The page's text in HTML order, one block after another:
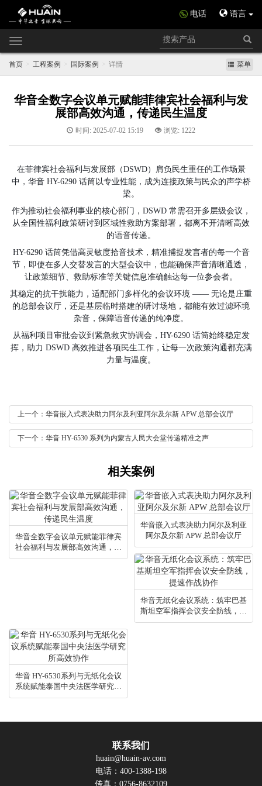
电话 语言
Toggle
navigation
首页 工程案例 国际案例 详情 菜单
华音全数字会议单元赋能菲律宾社会福利与发
展部高效沟通，传递民生温度
时间: 2025-07-02 15:19 浏览: 1222
在菲律宾社会福利与发展部（DSWD）肩负民生重任的工作场景
中，华音 HY-6290 话筒以专业性能，成为连接政策与民众的声学桥
梁。
作为推动社会福利事业的核心部门，DSWD 常需召开多层级会议，
从全国性福利政策研讨到区域性救助方案部署，都离不开清晰高效
的语音传递。
HY-6290 话筒凭借高灵敏度拾音技术，精准捕捉发言者的每一个音
节，即使在多人交替发言的大型会议中，也能确保声音清晰通透，
让政策细节、救助标准等关键信息准确触达每一位参会者。
其稳定的抗干扰能力，适配部门多样化的会议环境 —— 无论是庄重
的总部会议厅，还是基层临时搭建的研讨场地，都能有效过滤环境
杂音，保障语音传递的纯净度。
从福利项目审批会议到紧急救灾协调会，HY-6290 话筒始终稳定发
挥，助力 DSWD 高效推进各项民生工作，让每一次政策沟通都充满
力量与温度。
上一个：华音嵌入式表决助力阿尔及利亚阿尔及尔新 APW 总部会议厅
下一个：华音 HY-6530 系列为内蒙古人民大会堂传递精准之声
相关案例
华音全数字会议单元赋能菲律宾
社会福利与发展部高效沟通，传
递民生温度
华音嵌入式表决助力阿尔及利亚
阿尔及尔新 APW 总部会议厅
华音无纸化会议系统：筑牢巴基
斯坦空军指挥会议安全防线，提
速作战协作​
华音 HY-6530系列与无纸化会议
系统赋能泰国中央法医学研究所
高效协作
联系我们
huain@huain-av.com
电话：400-1388-198
传真：0756-8632109